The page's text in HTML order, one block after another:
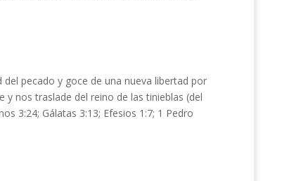
pecado y goce de una nueva libertad por
y nos traslade del reino de las tinieblas (del
3:24; Gálatas 3:13; Efesios 1:7; 1 Pedro